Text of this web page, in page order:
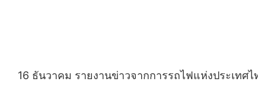
16 ธันวาคม รายงานข่าวจากการรถไฟแห่งประเท